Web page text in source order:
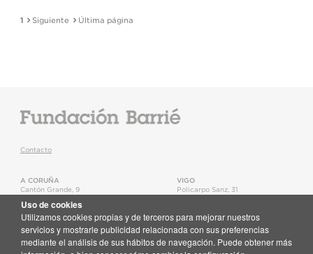
1 Siguiente Última página
Contacto
A CORUÑA
Cantón Grande, 9
T.+34 981 22 15 25
Mapa
VIGO
Policarpo Sanz, 31
Mapa
Uso de cookies
Utilizamos cookies propias y de terceros para mejorar nuestros
servicios y mostrarle publicidad relacionada con sus preferencias
mediante el análisis de sus hábitos de navegación. Puede obtener más